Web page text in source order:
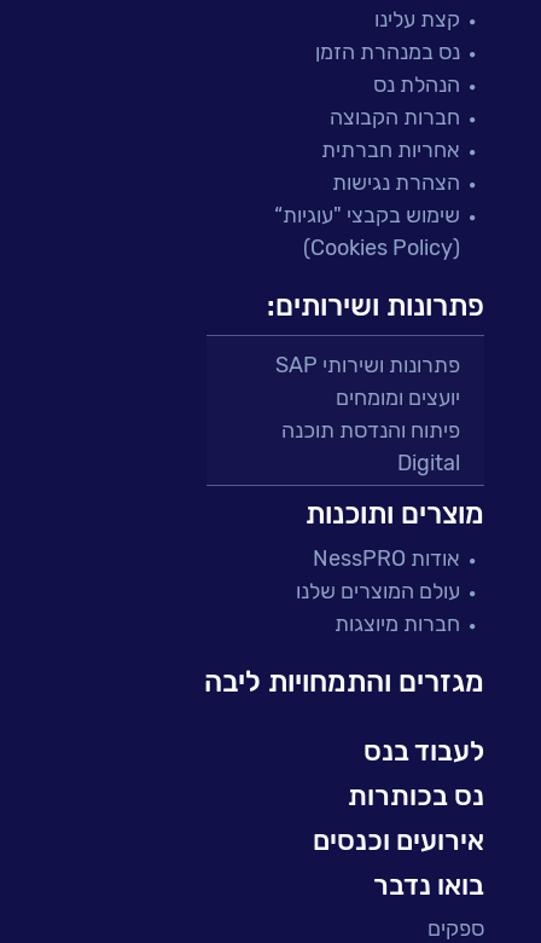
קצת עלינו
נס במנהרת הזמן
הנהלת נס
חברות הקבוצה
אחריות חברתית
הצהרת נגישות
שימוש בקבצי "עוגיות“
(Cookies Policy)
פתרונות ושירותים:
פתרונות ושירותי SAP
יועצים ומומחים
פיתוח והנדסת תוכנה
Digital
פתרונות למגזר הפיננסי
מיקור חוץ ושירותים מנוהלים
בדיקות והבטחת איכות
עולמות הענן
עולמות הסייבר
BI, Analytics & Big-Data
מוצרים ותוכנות
אודות NessPRO
עולם המוצרים שלנו
חברות מיוצגות
מגזרים והתמחויות ליבה
לעבוד בנס
נס בכותרות
אירועים וכנסים
בואו נדבר
ספקים